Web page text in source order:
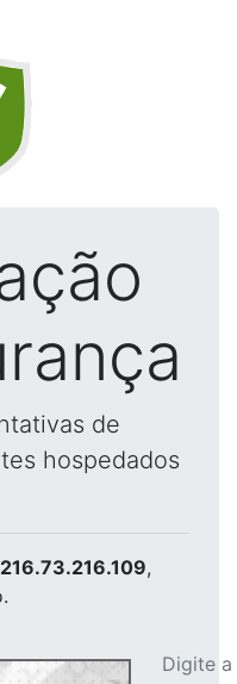
de
hospedados
216.73.216.109,
Digite